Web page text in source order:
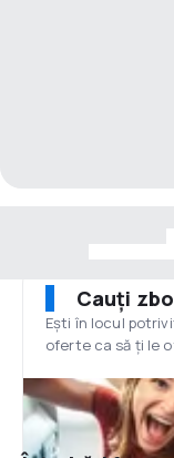
Cauți
Ești în locul
oferte ca să ți le